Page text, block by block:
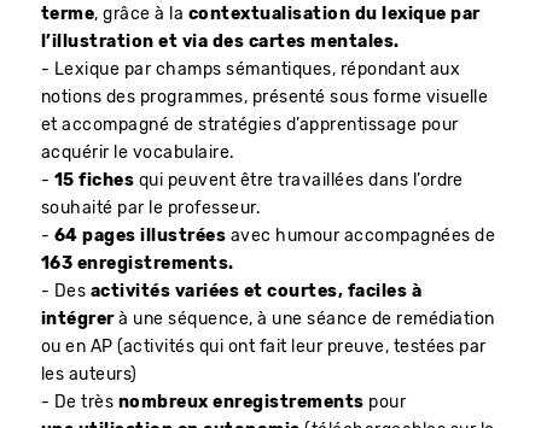
terme, grâce à la contextualisation du lexique par
l’illustration et via des cartes mentales.
- Lexique par champs sémantiques, répondant aux
notions des programmes, présenté sous forme visuelle
et accompagné de stratégies d’apprentissage pour
acquérir le vocabulaire.
- 15 fiches qui peuvent être travaillées dans l’ordre
souhaité par le professeur.
- 64 pages illustrées avec humour accompagnées de
163 enregistrements.
- Des activités variées et courtes, faciles à
intégrerà une séquence, à une séance de remédiation
ou en AP (activités qui ont fait leur preuve, testées par
les auteurs)
- De très nombreux enregistrements pour